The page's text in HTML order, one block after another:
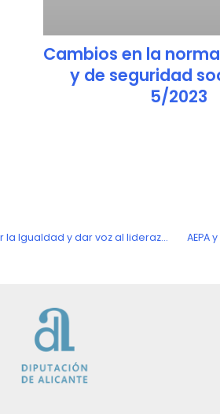
Cambios en la
y de seguridad
5/2023
El Asociacionismo como medio para conquistar la Igualdad y dar voz al liderazgo femenino.